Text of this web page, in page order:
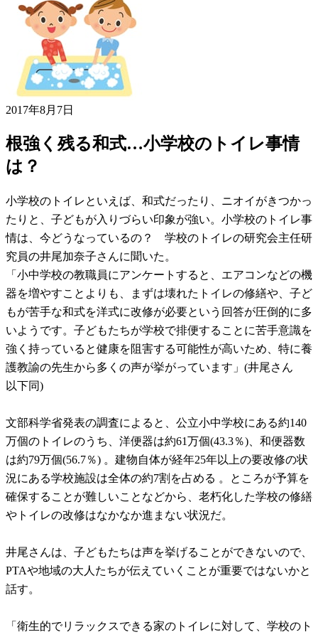
2017年8月7日
根強く残る和式…小学校のトイレ事情
は？
小学校のトイレといえば、和式だったり、ニオイがきつかっ
たりと、子どもが入りづらい印象が強い。小学校のトイレ事
情は、今どうなっているの？ 学校のトイレの研究会主任研
究員の井尾加奈子さんに聞いた。
「小中学校の教職員にアンケートすると、エアコンなどの機
器を増やすことよりも、まずは壊れたトイレの修繕や、子ど
もが苦手な和式を洋式に改修が必要という回答が圧倒的に多
いようです。子どもたちが学校で排便することに苦手意識を
強く持っていると健康を阻害する可能性が高いため、特に養
護教諭の先生から多くの声が挙がっています」(井尾さん
以下同)
文部科学省発表の調査によると、公立小中学校にある約140
万個のトイレのうち、洋便器は約61万個(43.3％)、和便器数
は約79万個(56.7％) 。建物自体が経年25年以上の要改修の状
況にある学校施設は全体の約7割を占める 。ところが予算を
確保することが難しいことなどから、老朽化した学校の修繕
やトイレの改修はなかなか進まない状況だ。
井尾さんは、子どもたちは声を挙げることができないので、
PTAや地域の大人たちが伝えていくことが重要ではないかと
話す。
「衛生的でリラックスできる家のトイレに対して、学校のト